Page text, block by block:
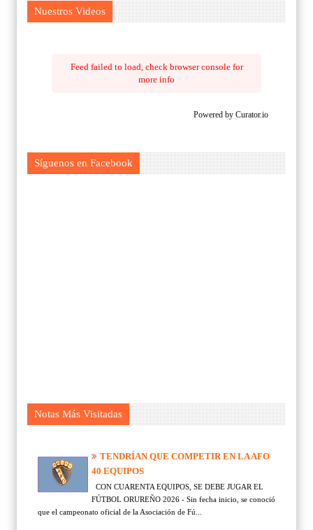
Nuestros Videos
Feed failed to load, check browser console for
more info
Powered by Curator.io
Síguenos en Facebook
Notas Más Visitadas
TENDRÍAN QUE COMPETIR EN LA AFO
40 EQUIPOS
CON CUARENTA EQUIPOS, SE DEBE JUGAR EL
FÚTBOL ORUREÑO 2026 - Sin fecha inicio, se conoció
que el campeonato oficial de la Asociación de Fú...